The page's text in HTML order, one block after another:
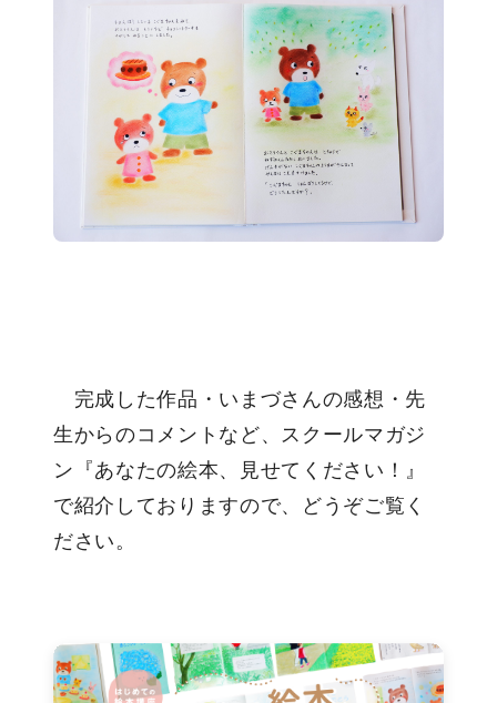
完成した作品・いまづさんの感想・先
生からのコメントなど、スクールマガジ
ン『あなたの絵本、見せてください！』
で紹介しておりますので、どうぞご覧く
ださい。